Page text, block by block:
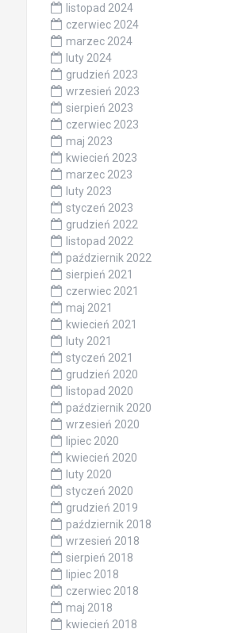
listopad 2024
czerwiec 2024
marzec 2024
luty 2024
grudzień 2023
wrzesień 2023
sierpień 2023
czerwiec 2023
maj 2023
kwiecień 2023
marzec 2023
luty 2023
styczeń 2023
grudzień 2022
listopad 2022
październik 2022
sierpień 2021
czerwiec 2021
maj 2021
kwiecień 2021
luty 2021
styczeń 2021
grudzień 2020
listopad 2020
październik 2020
wrzesień 2020
lipiec 2020
kwiecień 2020
luty 2020
styczeń 2020
grudzień 2019
październik 2018
wrzesień 2018
sierpień 2018
lipiec 2018
czerwiec 2018
maj 2018
kwiecień 2018